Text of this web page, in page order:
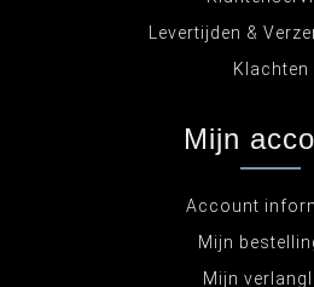
Levertijden &
Klachten
Mijn
Account
Mijn
Mijn